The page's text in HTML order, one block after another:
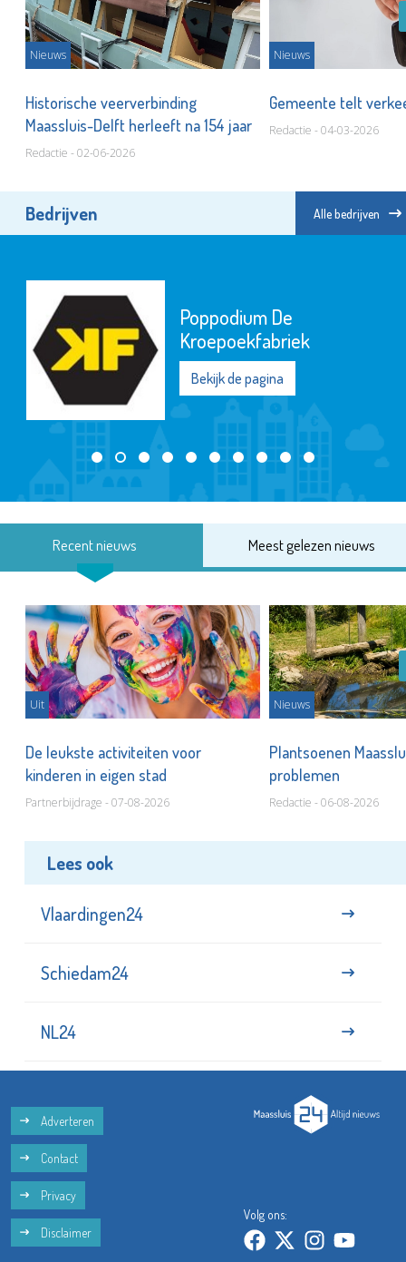
Nieuws
Historische veerverbinding
Maassluis-Delft herleeft na 154 jaar
Redactie - 02-06-2026
Nieuws
Gemeente telt
Redactie - 04-03-2026
Bedrijven Alle bedrijven
Poppodium De
Kroepoekfabriek
Bekijk de pagina
Recent nieuws Meest gelezen nieuws
Uit
De leukste activiteiten voor
kinderen in eigen stad
Partnerbijdrage - 07-08-2026
Nieuws
Plantsoenen
problemen
Redactie - 06-08-2026
Lees ook
Vlaardingen24
Schiedam24
NL24
Adverteren
Contact
Privacy
Disclaimer
Volg ons: